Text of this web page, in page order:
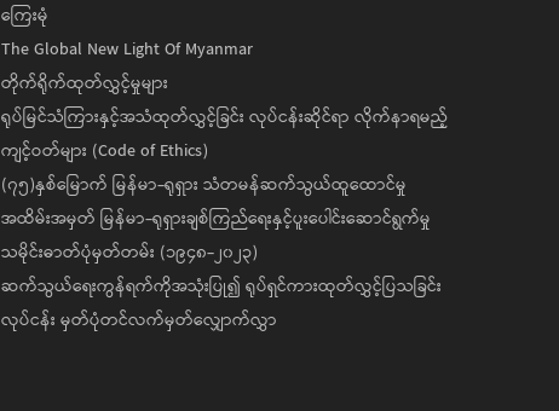
ကြေးမုံ
The Global New Light Of Myanmar
တိုက်ရိုက်ထုတ်လွှင့်မှုများ
ရုပ်မြင်သံကြားနှင့်အသံထုတ်လွှင့်ခြင်း လုပ်ငန်းဆိုင်ရာ လိုက်နာရမည့်
ကျင့်ဝတ်များ (Code of Ethics)
(၇၅)နှစ်မြောက် မြန်မာ-ရုရှား သံတမန်ဆက်သွယ်ထူထောင်မှု
အထိမ်းအမှတ် မြန်မာ-ရုရှားချစ်ကြည်ရေးနှင့်ပူးပေါင်းဆောင်ရွက်မှု
သမိုင်းဓာတ်ပုံမှတ်တမ်း (၁၉၄၈-၂၀၂၃)
ဆက်သွယ်ရေးကွန်ရက်ကိုအသုံးပြု၍ ရုပ်ရှင်ကားထုတ်လွှင့်ပြသခြင်း
လုပ်ငန်း မှတ်ပုံတင်လက်မှတ်လျှောက်လွှာ